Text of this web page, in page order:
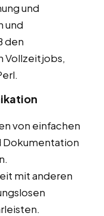
und
und
den
Vollzeitjobs,
von einfachen
mit anderen